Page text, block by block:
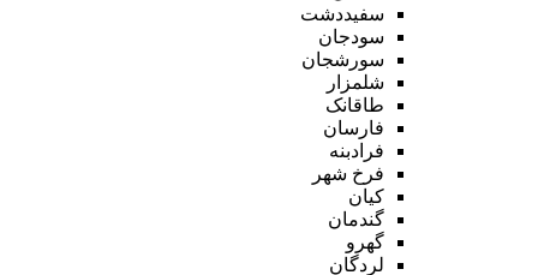
سفیددشت
سودجان
سورشجان
شلمزار
طاقانک
فارسان
فرادبنه
فرخ شهر
کیان
گندمان
گهرو
لردگان